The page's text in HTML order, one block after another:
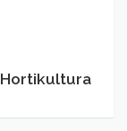
Hortikultura